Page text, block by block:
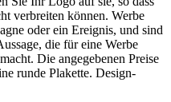
verbreiten können. Werbe
oder ein Ereignis, und sind
die für eine Werbe
Die angegebenen Preise
runde Plakette. Design-